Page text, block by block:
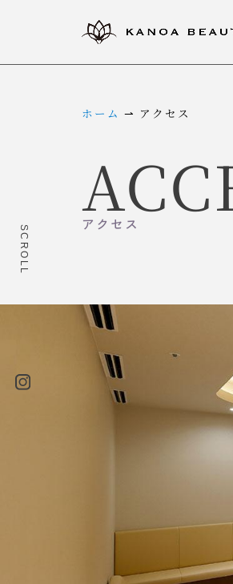
SCROLL
ホーム ⇀ アクセス
アクセス